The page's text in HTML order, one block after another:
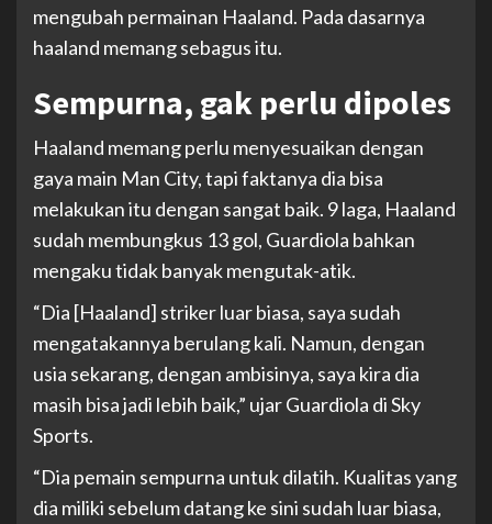
mengubah permainan Haaland. Pada dasarnya
haaland memang sebagus itu.
Sempurna, gak perlu dipoles
Haaland memang perlu menyesuaikan dengan
gaya main Man City, tapi faktanya dia bisa
melakukan itu dengan sangat baik. 9 laga, Haaland
sudah membungkus 13 gol, Guardiola bahkan
mengaku tidak banyak mengutak-atik.
“Dia [Haaland] striker luar biasa, saya sudah
mengatakannya berulang kali. Namun, dengan
usia sekarang, dengan ambisinya, saya kira dia
masih bisa jadi lebih baik,” ujar Guardiola di Sky
Sports.
“Dia pemain sempurna untuk dilatih. Kualitas yang
dia miliki sebelum datang ke sini sudah luar biasa,